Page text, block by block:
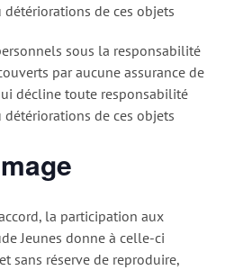
de ces objets
sous la responsabilité
par aucune assurance de
décline toute responsabilité
de ces objets
la participation aux
Jeunes donne à celle-ci
sans réserve de reproduire,